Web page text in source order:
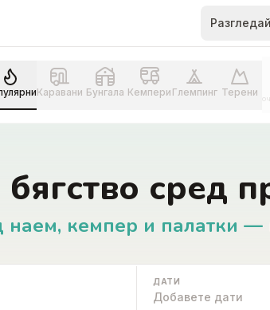
Разгледай
Каравани Бунгала Кемпери Глемпинг Терени
сред
наем, кемпер и палатки
ДАТИ
Добавете дати